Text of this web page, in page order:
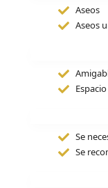
Aseos
Aseos
Se
Se